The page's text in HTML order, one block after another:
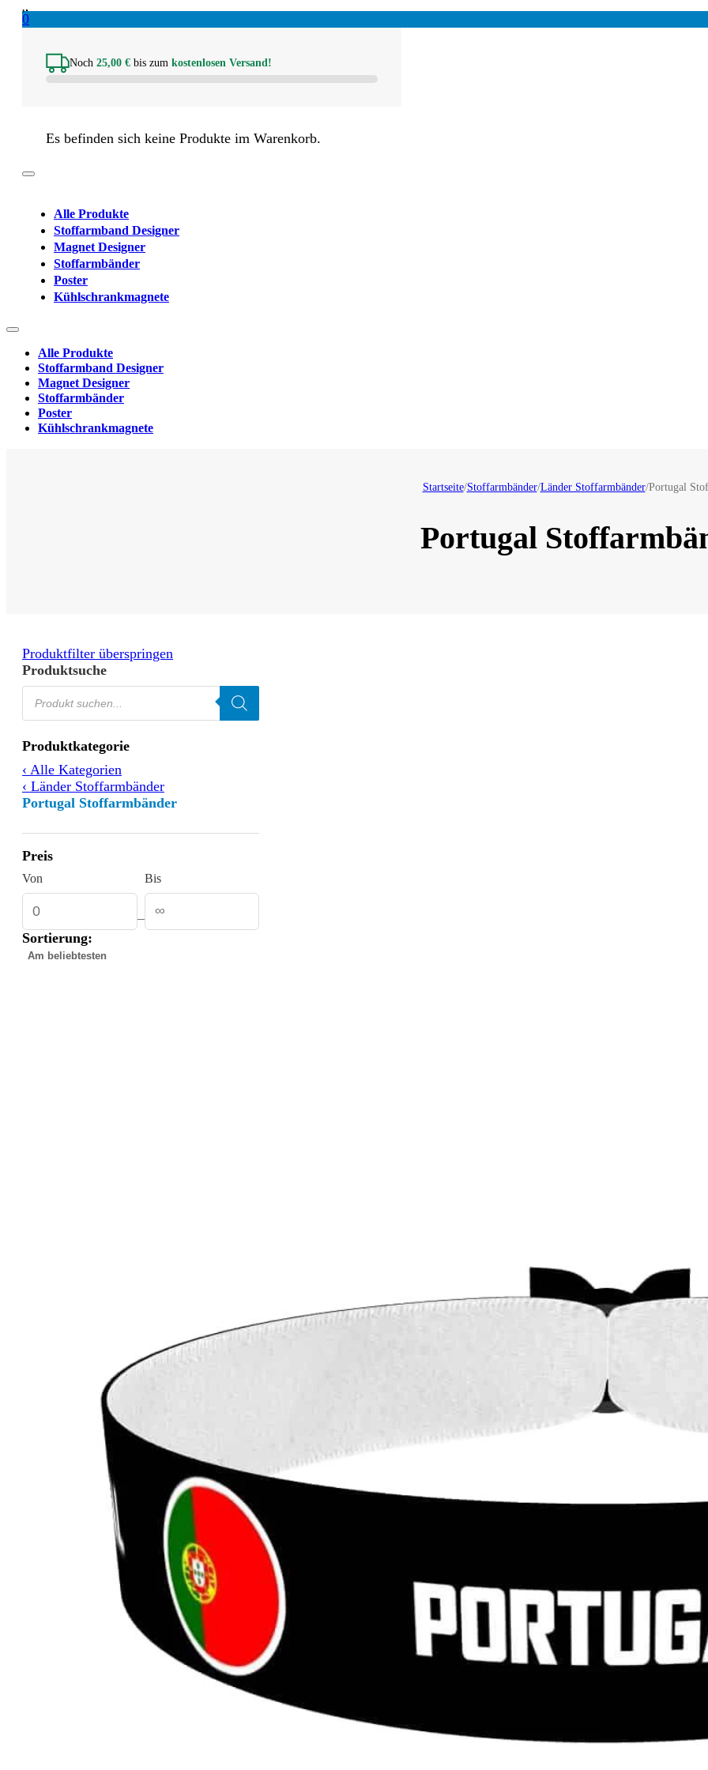
0
Noch 25,00 € bis zum kostenlosen Versand!
Es befinden sich keine Produkte im Warenkorb.
Alle Produkte
Stoffarmband Designer
Magnet Designer
Stoffarmbänder
Poster
Kühlschrankmagnete
Alle Produkte
Stoffarmband Designer
Magnet Designer
Stoffarmbänder
Poster
Kühlschrankmagnete
Startseite/Stoffarmbänder/Länder Stoffarmbänder/Portugal
Portugal
Produktfilter überspringen
Produktsuche
Products
search
Filtern
nach
Produktkategorie
‹ Alle Kategorien
‹ Länder Stoffarmbänder
Portugal Stoffarmbänder
Preis
Von
–
Bis
Sortierung: